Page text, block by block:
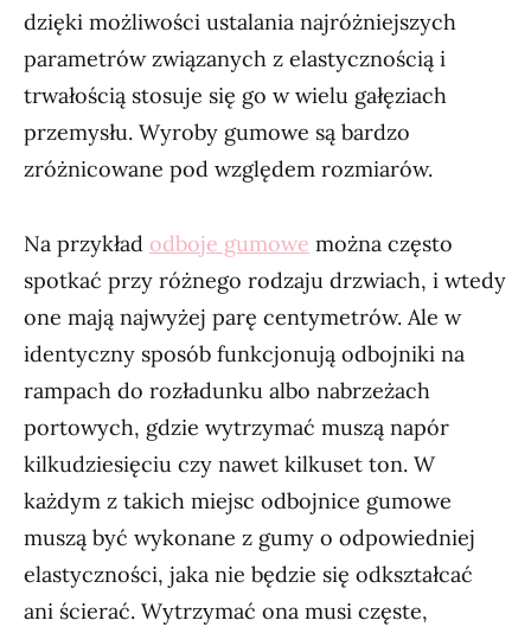
dzięki możliwości ustalania najróżniejszych
parametrów związanych z elastycznością i
trwałością stosuje się go w wielu gałęziach
przemysłu. Wyroby gumowe są bardzo
zróżnicowane pod względem rozmiarów.
Na przykład odboje gumowe można często
spotkać przy różnego rodzaju drzwiach, i wtedy
one mają najwyżej parę centymetrów. Ale w
identyczny sposób funkcjonują odbojniki na
rampach do rozładunku albo nabrzeżach
portowych, gdzie wytrzymać muszą napór
kilkudziesięciu czy nawet kilkuset ton. W
każdym z takich miejsc odbojnice gumowe
muszą być wykonane z gumy o odpowiedniej
elastyczności, jaka nie będzie się odkształcać
ani ścierać. Wytrzymać ona musi częste,